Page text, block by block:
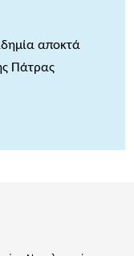
αποκτά
Πάτρας